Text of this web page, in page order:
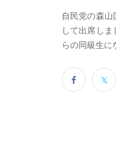
自民党の森
して出席し
らの同級生に